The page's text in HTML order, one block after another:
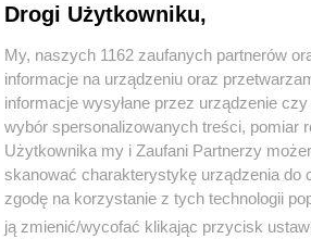
Drogi Użytkowniku,
My, naszych 1162 zaufanych partnerów
informacje na urządzeniu oraz
informacje wysyłane przez urządzenie
wybór spersonalizowanych treści, pomiar
Użytkownika my i Zaufani Partnerzy
skanować charakterystykę urządzenia do
zgodę na korzystanie z tych technologii
ją zmienić/wycofać klikając przycisk